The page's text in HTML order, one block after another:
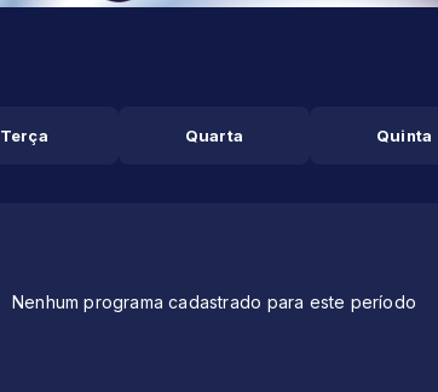
Terça Quarta Quinta
Nenhum programa cadastrado para este período